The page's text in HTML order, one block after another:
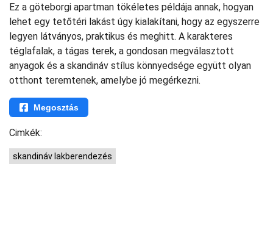
Ez a göteborgi apartman tökéletes példája annak, hogyan
lehet egy tetőtéri lakást úgy kialakítani, hogy az egyszerre
legyen látványos, praktikus és meghitt. A karakteres
téglafalak, a tágas terek, a gondosan megválasztott
anyagok és a skandináv stílus könnyedsége együtt olyan
otthont teremtenek, amelybe jó megérkezni.
Megosztás
Cimkék:
skandináv lakberendezés